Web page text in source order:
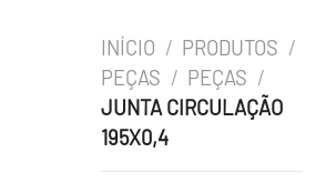
INÍCIO / PRODUTOS /
PEÇAS / PEÇAS /
JUNTA CIRCULAÇÃO
195X0,4